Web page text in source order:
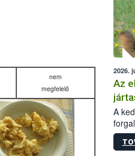
nem
megfelelő
2026.
Az
A